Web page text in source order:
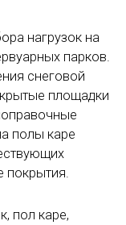
нагрузок на
парков.
снеговой
площадки
полы каре
покрытия.
пол каре,